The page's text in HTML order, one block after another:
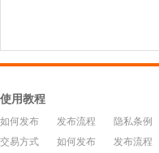
使用教程
如何发布 发布流程
隐私条例
交易方式
如何发布 发布流程